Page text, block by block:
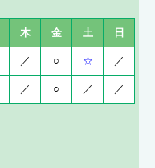
木 金 土 日
／ ○ ☆ ／
／ ○ ／ ／